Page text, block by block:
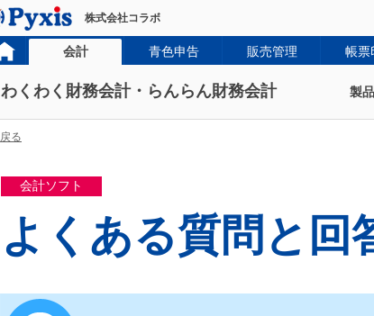
株式会社コラボ
会計 青色申告 販売管理 帳票
わくわく財務会計・らんらん財務会計 製
戻る
会計ソフト
よくある質問と回